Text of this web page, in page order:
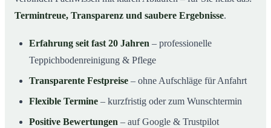
Termintreue, Transparenz und saubere Ergebnisse.
Erfahrung seit fast 20 Jahren – professionelle
Teppichbodenreinigung & Pflege
Transparente Festpreise – ohne Aufschläge für Anfahrt
Flexible Termine – kurzfristig oder zum Wunschtermin
Positive Bewertungen – auf Google & Trustpilot